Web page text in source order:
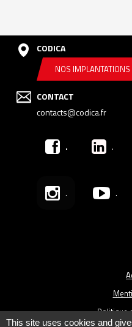
CODICA
NOS IMPLANTATIONS
CONTACT
contacts@codica.fr
. .
. .
Politique
This site uses cookies and